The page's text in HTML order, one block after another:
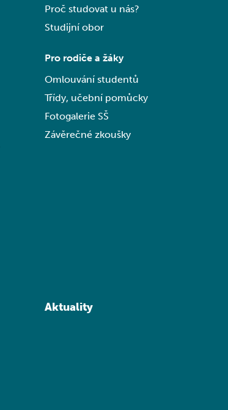
Proč studovat u nás?
Studijní obor
Pro rodiče a žáky
Omlouvání studentů
Třídy, učební pomůcky
Fotogalerie SŠ
Závěrečné zkoušky
Aktuality